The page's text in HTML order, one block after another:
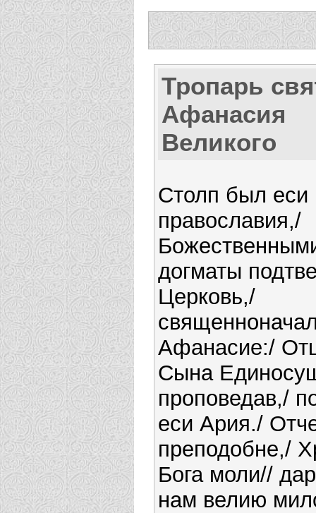
Тропарь
Афанасия
Великого
Столп был еси
православия,/
догматы
Церковь,/
Афанасие:/
Сына
проповедав,/
еси Ария./
преподобне,/
Бога моли//
нам велию